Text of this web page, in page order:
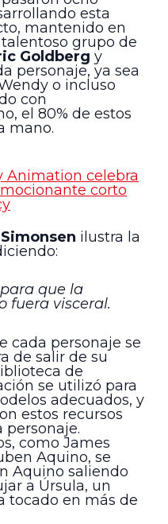
esta
mantenido en
grupo de
Goldberg y
personaje, ya sea
o incluso
con
el 80% de estos
mano.
Animation celebra
corto
ilustra la
que la
fuera visceral.
cada personaje se
de salir de su
de
se utilizó para
adecuados, y
estos recursos
personaje.
como James
Aquino, se
Aquino saliendo
a Úrsula, un
tocado en más de